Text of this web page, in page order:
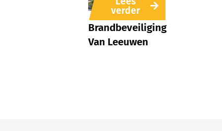
verder
Brandbeveiliging
Van Leeuwen